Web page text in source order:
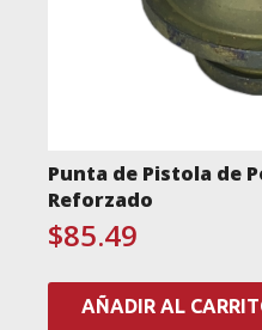
Punta de Pistola de
Reforzado
$85.49
AÑADIR AL